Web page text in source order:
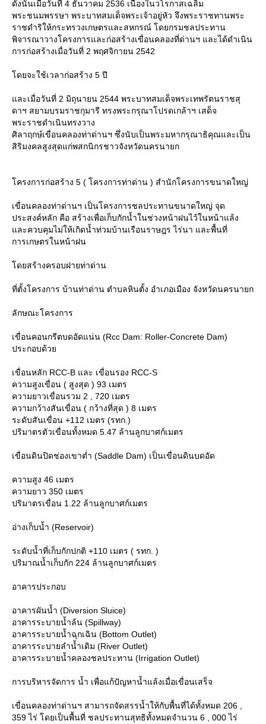
ดังนั้นเมื่อวันที่ 4 ธันวาคม 2536 เนื่องในวโรกาสเฉลิม
พระชนมพรรษา พระบาทสมเด็จพระเจ้าอยู่หัว จึงพระราชทานพระ
ราชดำริให้กระทรวงเกษตรและสหกรณ์ โดยกรมชลประทาน
พิจารณาวางโครงการและก่อสร้างเขื่อนคลองที่ด่านฯ และได้ดำเนิน
การก่อสร้างเมื่อวันที่ 2 พฤศจิกายน 2542
ดยจะใช้เวลาก่อสร้าง 5 ปี
ละเมื่อวันที่ 2 มิถุนายน 2544 พระบาทสมเด็จพระเทพรัตนราชสุ
ดาฯ สยามบรมราชกุมารี ทรงพระกรุณาโปรดเกล้าฯ เสด็จ
พระราชดำเนินทรงวาง
ศิลาฤกษ์เขื่อนคลองท่าด่านฯ ซึ่งนับเป็นพระมหากรุณาธิคุณและเป็น
สิริมงคลสูงสุดแก่พสกนิกรชาวจังหวัดนครนายก
ครงการก่อสร้าง 5 ( โครงการท่าด่าน ) สำนักโครงการขนาดใหญ่
เขื่อนคลองท่าด่านฯ เป็นโครงการชลประทานขนาดใหญ่ จุด
ประสงค์หลัก คือ สร้างเพื่อเก็บกักน้ำในช่วงหน้าฝนไว้ในหน้าแล้ง
ละควบคุมไม่ให้เกิดน้ำท่วมบ้านเรือนราษฎร ไร่นา และพื้นที่
การเกษตรในหน้าฝน
ดยสร้างครอบฝายท่าด่าน
ที่ตั้งโครงการ บ้านท่าด่าน ตำบลหินตั้ง อำเภอเมือง จังหวัดนครนายก
ลักษณะโครงการ
เขื่อนคอนกรีตบดอัดแน่น (Rcc Dam: Roller-Concrete Dam)
ประกอบด้ว
เขื่อนหลัก RCC-B และ เขื่อนรอง RCC-S
ความสูงเขื่อน ( สูงสุด ) 93 เมตร
ความยาวเขื่อนรวม 2 , 720 เมตร
ความกว้างสันเขื่อน ( กว้างที่สุด ) 8 เมตร
ระดับสันเขื่อน +112 เมตร (รทก.)
ปริมาตรตัวเขื่อนทั้งหมด 5.47 ล้านลูกบาศก์เมตร
เขื่อนดินปิดช่องเขาต่ำ (Saddle Dam) เป็นเขื่อนดินบดอัด
ความสูง 46 เมตร
ความยาว 350 เมตร
ปริมาตรเขื่อน 1.22 ล้านลูกบาศก์เมตร
อ่างเก็บน้ำ (Reservoir)
ระดับน้ำที่เก็บกักปกติ +110 เมตร ( รทก. )
ปริมาณน้ำเก็บกัก 224 ล้านลูกบาศก์เมตร
อาคารประกอบ
อาคารผันน้ำ (Diversion Sluice)
อาคารระบายน้ำล้น (Spillway)
อาคารระบายน้ำฉุกเฉิน (Bottom Outlet)
อาคารระบายลำน้ำเดิม (River Outlet)
อาคารระบายน้ำคลองชลประทาน (Irrigation Outlet)
การบริหารจัดการ น้ำ เพื่อแก้ปัญหาน้ำแล้งเมื่อเขื่อนเสร็จ
เขื่อนคลองท่าด่านฯ สามารถจัดสรรน้ำให้กับพื้นที่ได้ทั้งหมด 206 ,
359 ไร่ โดยเป็นพื้นที่ ชลประทานสุทธิทั้งหมดจำนวน 6 , 000 ไร่